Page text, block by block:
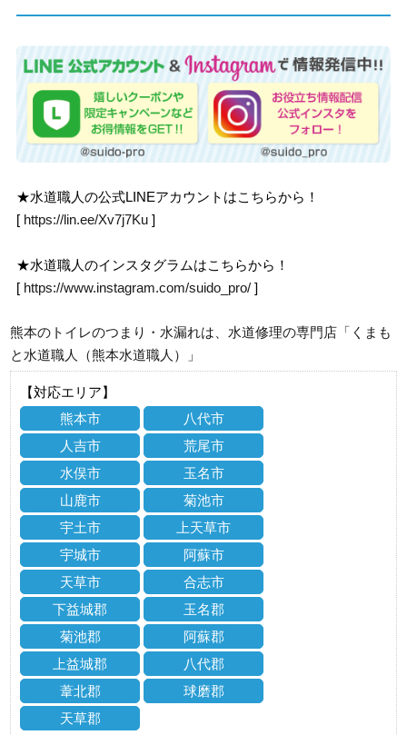
★水道職人の公式LINEアカウントはこちらから！
[ https://lin.ee/Xv7j7Ku ]
★水道職人のインスタグラムはこちらから！
[ https://www.instagram.com/suido_pro/ ]
熊本のトイレのつまり・水漏れは、水道修理の専門店「くまも
と水道職人（熊本水道職人）」
【対応エリア】
熊本市
八代市
人吉市
荒尾市
水俣市
玉名市
山鹿市
菊池市
宇土市
上天草市
宇城市
阿蘇市
天草市
合志市
下益城郡
玉名郡
菊池郡
阿蘇郡
上益城郡
八代郡
葦北郡
球磨郡
天草郡